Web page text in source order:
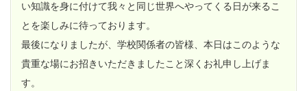
い知識を身に付けて我々と同じ世界へやってくる日が来るこ
とを楽しみに待っております。
最後になりましたが、学校関係者の皆様、本日はこのような
貴重な場にお招きいただきましたこと深くお礼申し上げま
す。